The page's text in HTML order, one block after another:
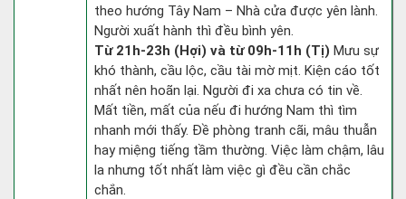
theo hướng Tây Nam – Nhà cửa được yên lành.
Người xuất hành thì đều bình yên.
Từ 21h-23h (Hợi) và từ 09h-11h (Tị) Mưu sự
khó thành, cầu lộc, cầu tài mờ mịt. Kiện cáo tốt
nhất nên hoãn lại. Người đi xa chưa có tin về.
Mất tiền, mất của nếu đi hướng Nam thì tìm
nhanh mới thấy. Đề phòng tranh cãi, mâu thuẫn
hay miệng tiếng tầm thường. Việc làm chậm, lâu
la nhưng tốt nhất làm việc gì đều cần chắc
chắn.